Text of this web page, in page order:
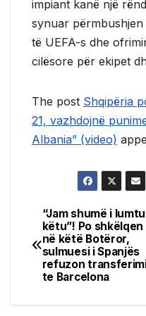
impiant kanë një
synuar
të UEFA-s dhe
cilësore për ekipet
The post Shqipëria
21, vazhdojnë
Albania” (video)
Post
navigation
“Jam shumë i
këtu”! Po shkëlqen
në këtë Botëror,
sulmuesi i Spanjës
refuzon
te Barcelona